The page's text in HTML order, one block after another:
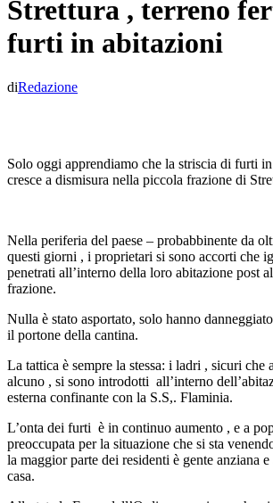
Strettura , terreno
furti in abitazioni
diRedazione
Solo oggi apprendiamo che la striscia di furti
cresce a dismisura nella piccola frazione di
Nella periferia del paese – probabbinente da
questi giorni , i proprietari si sono accorti che
penetrati all’interno della loro abitazione post
frazione.
Nulla è stato asportato, solo hanno
il portone della cantina.
La tattica è sempre la stessa: i ladri , sicuri che
alcuno , si sono introdotti all’interno
esterna confinante con la S.S,. Flaminia.
L’onta dei furti è in continuo aumento , e a
preoccupata per la situazione che si sta
la maggior parte dei residenti è gente anziana
casa.